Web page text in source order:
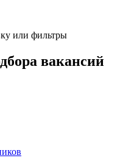
или фильтры
вакансий